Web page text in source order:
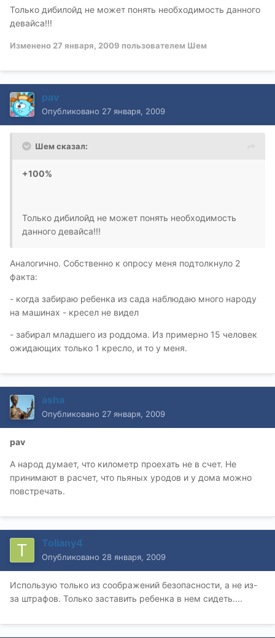
Только дибилойд не может понять необходимость данного
девайса!!!
Изменено 27 января, 2009 пользователем Шем
pav
Опубликовано 27 января, 2009
Шем сказал:
+100%
Только дибилойд не может понять необходимость
данного девайса!!!
Аналогично. Собственно к опросу меня подтолкнуло 2
факта:
- когда забираю ребенка из сада наблюдаю много народу
на машинах - кресел не видел
- забирал младшего из роддома. Из примерно 15 человек
ожидающих только 1 кресло, и то у меня.
asha
Опубликовано 27 января, 2009
pav
А народ думает, что километр проехать не в счет. Не
принимают в расчет, что пьяных уродов и у дома можно
повстречать.
Toliany4
Опубликовано 28 января, 2009
Использую только из соображений безопасности, а не из-
за штрафов. Только заставить ребенка в нем сидеть....